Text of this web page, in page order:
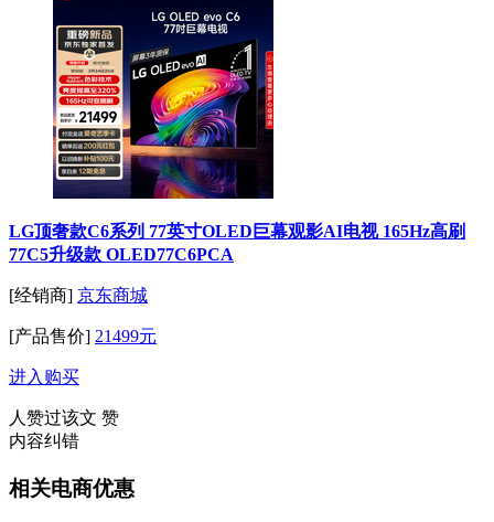
LG顶奢款C6系列 77英寸OLED巨幕观影AI电视 165Hz高刷
77C5升级款 OLED77C6PCA
[经销商] 京东商城
[产品售价] 21499元
进入购买
人赞过该文 赞
内容纠错
相关电商优惠